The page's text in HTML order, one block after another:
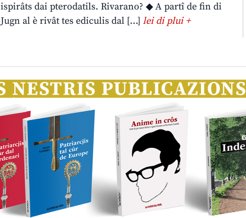
ispirâts dai pterodatils. Rivarano? ◆ A partî de fin di
Jugn al è rivât tes ediculis dal […] lei di plui +